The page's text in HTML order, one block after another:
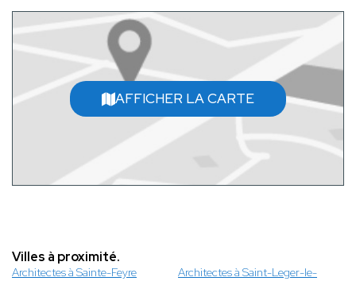
AFFICHER LA CARTE
Villes à proximité.
Architectes à Sainte-Feyre
Architectes à Saint-Leger-le-